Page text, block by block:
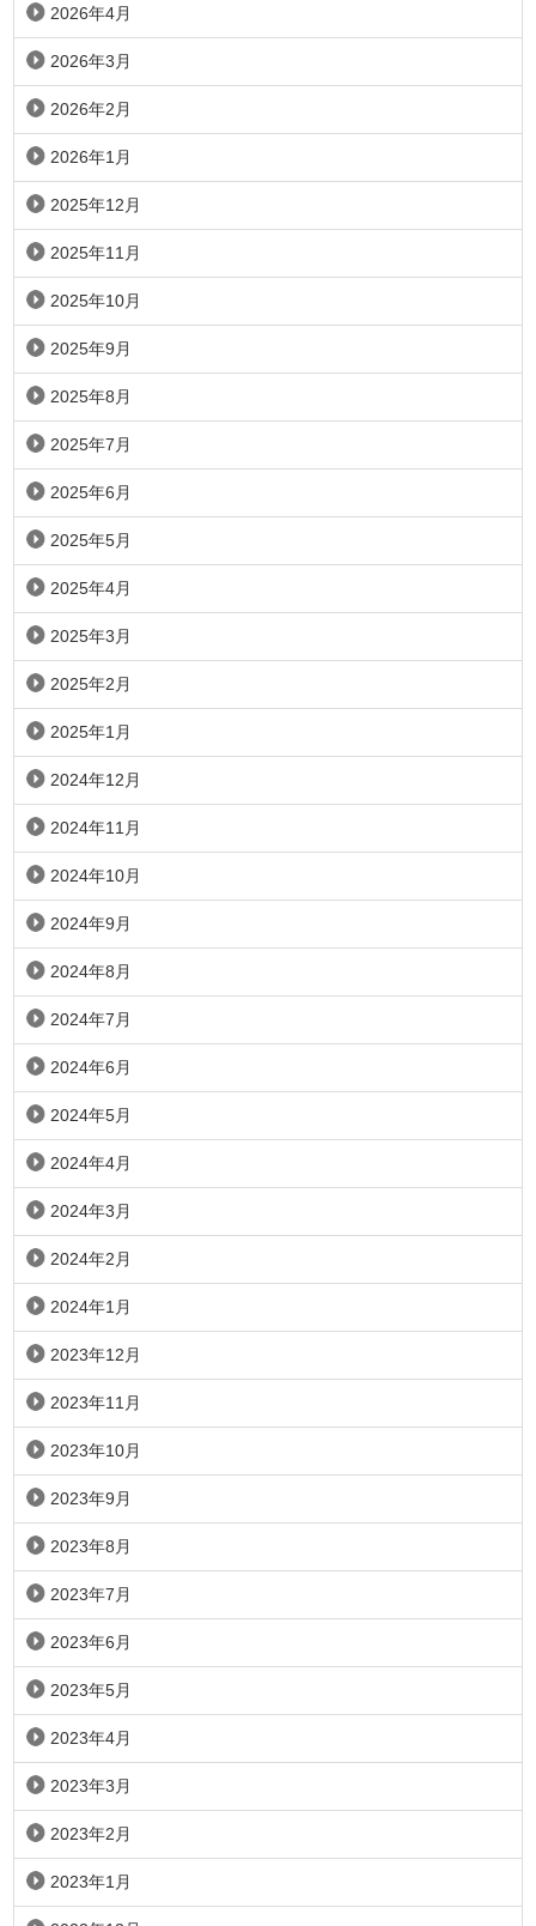
2026年4月
2026年3月
2026年2月
2026年1月
2025年12月
2025年11月
2025年10月
2025年9月
2025年8月
2025年7月
2025年6月
2025年5月
2025年4月
2025年3月
2025年2月
2025年1月
2024年12月
2024年11月
2024年10月
2024年9月
2024年8月
2024年7月
2024年6月
2024年5月
2024年4月
2024年3月
2024年2月
2024年1月
2023年12月
2023年11月
2023年10月
2023年9月
2023年8月
2023年7月
2023年6月
2023年5月
2023年4月
2023年3月
2023年2月
2023年1月